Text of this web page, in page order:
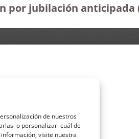
de nuestros
o personalizar cuál de
visite nuestra
jubilación anticipada